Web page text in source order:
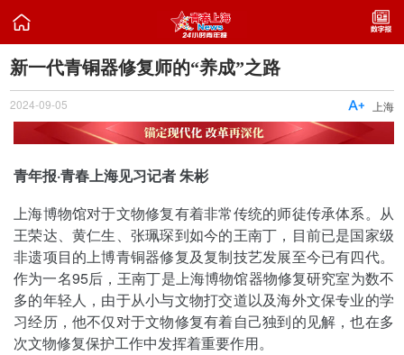

新一代青铜器修复师的“养成”之路
2024-09-05 上海

青年报·青春上海见习记者 朱彬
上海博物馆对于文物修复有着非常传统的师徒传承体系。从
王荣达、黄仁生、张珮琛到如今的王南丁，目前已是国家级
非遗项目的上博青铜器修复及复制技艺发展至今已有四代。
作为一名95后，王南丁是上海博物馆器物修复研究室为数不
多的年轻人，由于从小与文物打交道以及海外文保专业的学
习经历，他不仅对于文物修复有着自己独到的见解，也在多
次文物修复保护工作中发挥着重要作用。